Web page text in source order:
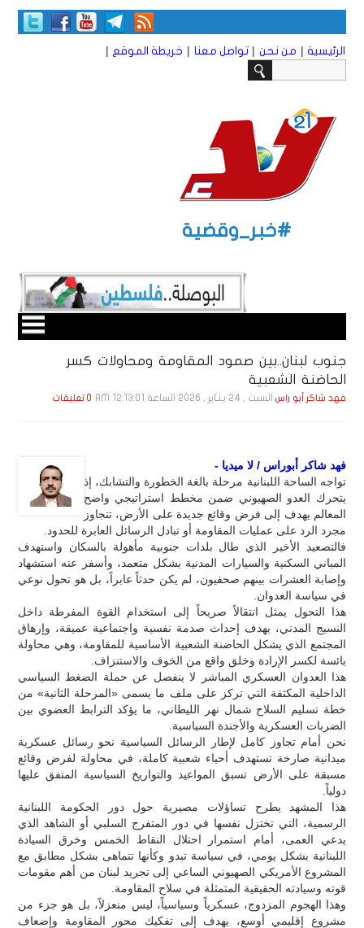
الرئيسية | من نحن | تواصل معنا | خريطة الموقع |
#خبر_وقضية
جنوب لبنان..بين صمود المقاومة ومحاولات كسر
الحاضنة الشعبية
فهد شاكر أبو راس السبت , 24 يـنـاير , 2026 الساعة 12:13:01 AM 0 تعليقات
فهد شاكر أبوراس / لا ميديا -
تواجه الساحة اللبنانية مرحلة بالغة الخطورة والتشابك، إذ
يتحرك العدو الصهيوني ضمن مخطط استراتيجي واضح
المعالم يهدف إلى فرض وقائع جديدة على الأرض، تتجاوز
مجرد الرد على عمليات المقاومة أو تبادل الرسائل العابرة للحدود.
فالتصعيد الأخير الذي طال بلدات جنوبية مأهولة بالسكان واستهدف
المباني السكنية والسيارات المدنية بشكل متعمد، وأسفر عنه استشهاد
وإصابة العشرات بينهم صحفيون، لم يكن حدثاً عابراً، بل هو تحول نوعي
في سياسة العدوان.
هذا التحول يمثل انتقالاً صريحاً إلى استخدام القوة المفرطة داخل
النسيج المدني، بهدف إحداث صدمة نفسية واجتماعية عميقة، وإرهاق
المجتمع الذي يشكل الحاضنة الشعبية الأساسية للمقاومة، وهي محاولة
يائسة لكسر الإرادة وخلق واقع من الخوف والاستنزاف.
هذا العدوان العسكري المباشر لا ينفصل عن حملة الضغط السياسي
الداخلية المكثفة التي تركز على ملف ما يسمى «المرحلة الثانية» من
خطة تسليم السلاح شمال نهر الليطاني، ما يؤكد الترابط العضوي بين
الضربات العسكرية والأجندة السياسية.
نحن أمام تجاوز كامل لإطار الرسائل السياسية نحو رسائل عسكرية
ميدانية صارخة تستهدف أحياء شعبية كاملة، في محاولة لفرض وقائع
مسبقة على الأرض تسبق المواعيد والتواريخ السياسية المتفق عليها
دولياً.
هذا المشهد يطرح تساؤلات مصيرية حول دور الحكومة اللبنانية
الرسمية، التي تختزل نفسها في دور المتفرج السلبي أو الشاهد الذي
يدعي العمى، أمام استمرار احتلال النقاط الخمس وخرق السيادة
اللبنانية بشكل يومي، في سياسة تبدو وكأنها تتماهى بشكل مطابق مع
المشروع الأمريكي الصهيوني الساعي إلى تجريد لبنان من أهم مقومات
قوته وسيادته الحقيقية المتمثلة في سلاح المقاومة.
وهذا الهجوم المزدوج، عسكرياً وسياسياً، ليس منعزلاً، بل هو جزء من
مشروع إقليمي أوسع، يهدف إلى تفكيك محور المقاومة وإضعاف